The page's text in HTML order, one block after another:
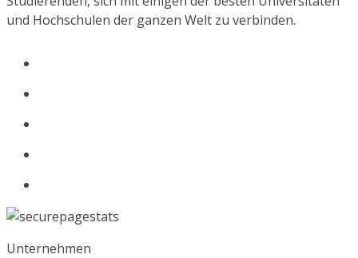
und Hochschulen der ganzen Welt zu verbinden.
Unternehmen